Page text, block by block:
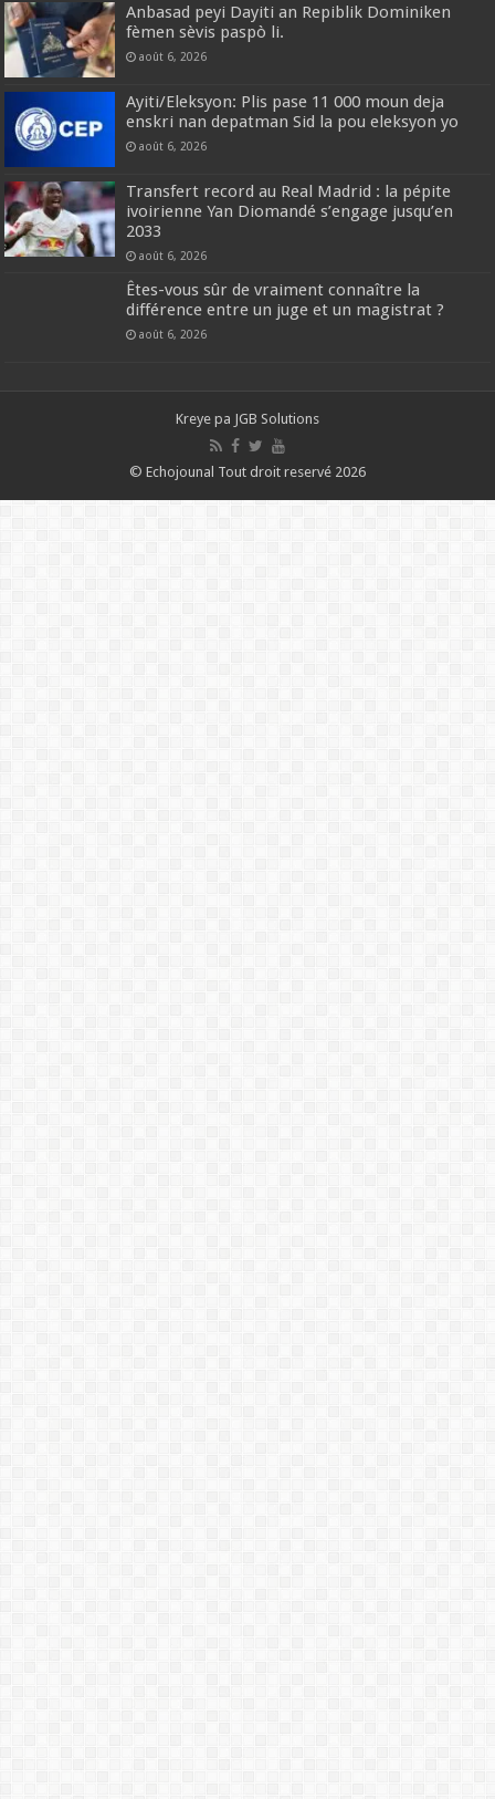
Anbasad peyi Dayiti an Repiblik Dominiken
fèmen sèvis paspò li.
août 6, 2026
Ayiti/Eleksyon: Plis pase 11 000 moun deja
enskri nan depatman Sid la pou eleksyon yo
août 6, 2026
Transfert record au Real Madrid : la pépite
ivoirienne Yan Diomandé s’engage jusqu’en
2033
août 6, 2026
Êtes-vous sûr de vraiment connaître la
différence entre un juge et un magistrat ?
août 6, 2026
Kreye pa JGB Solutions
© Echojounal Tout droit reservé 2026